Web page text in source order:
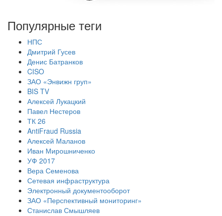
Популярные теги
НПС
Дмитрий Гусев
Денис Батранков
CISO
ЗАО «Энвижн груп»
BIS TV
Алексей Лукацкий
Павел Нестеров
ТК 26
AntiFraud Russia
Алексей Маланов
Иван Мирошниченко
УФ 2017
Вера Семенова
Сетевая инфраструктура
Электронный документооборот
ЗАО «Перспективный мониторинг»
Станислав Смышляев